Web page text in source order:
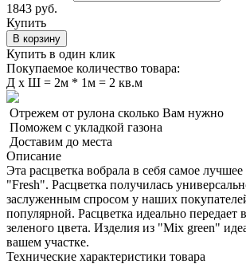
1843 руб.
Купить
В корзину
Купить в один клик
Покупаемое количество товара:
Д x Ш = 2м * 1м = 2 кв.м
Отрежем от рулона сколько Вам нужно
Поможем с укладкой газона
Доставим до места
Описание
Эта расцветка вобрала в себя самое
"Fresh". Расцветка получилась
заслуженным спросом у наших
популярной. Расцветка идеально передает
зеленого цвета. Изделия из "Mix green"
вашем участке.
Технические характеристики товара